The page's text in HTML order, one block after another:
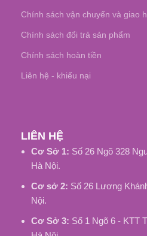
Chính sách vận chuyển và giao
Chính sách đổi trả sản phẩm
Chính sách hoàn tiền
Liên hệ - khiếu nại
LIÊN HỆ
Cơ Sở 1: Số 26 Ngõ 328
Hà Nội.
Cơ sở 2: Số 26 Lương
Nội.
Cơ Sở 3: Số 1 Ngõ 6 - KTT